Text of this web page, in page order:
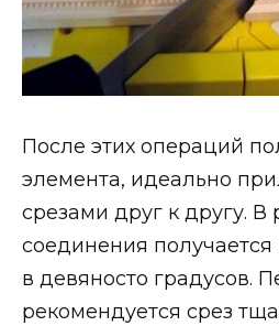
После этих операций
элемента, идеально
срезами друг к другу. В
соединения
в девяносто градусов.
рекомендуется срез